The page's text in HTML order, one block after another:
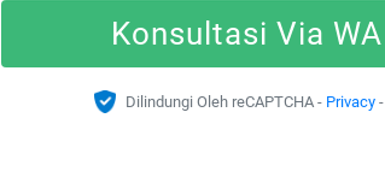
Konsultasi Via WA
Dilindungi Oleh reCAPTCHA - Privacy-